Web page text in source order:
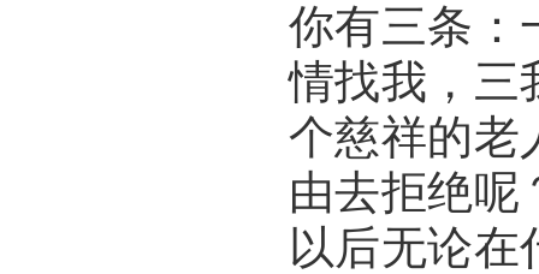
你有三条：
情找我，三
个慈祥的老
由去拒绝呢
以后无论在